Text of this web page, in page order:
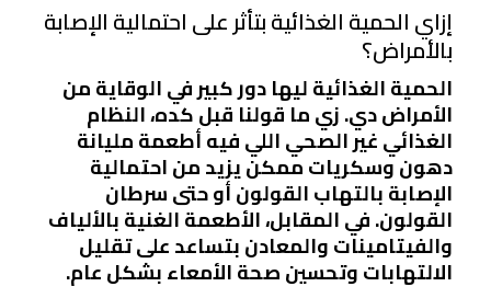
إزاي الحمية الغذائية بتأثر على احتمالية الإصابة
بالأمراض؟
الحمية الغذائية ليها دور كبير في الوقاية من
الأمراض دي. زي ما قولنا قبل كده، النظام
الغذائي غير الصحي اللي فيه أطعمة مليانة
دهون وسكريات ممكن يزيد من احتمالية
الإصابة بالتهاب القولون أو حتى سرطان
القولون. في المقابل، الأطعمة الغنية بالألياف
والفيتامينات والمعادن بتساعد على تقليل
الالتهابات وتحسين صحة الأمعاء بشكل عام.